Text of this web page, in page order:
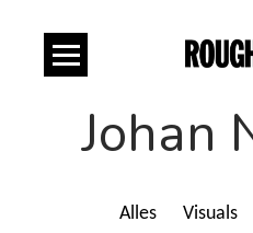
Johan
Alles Visuals